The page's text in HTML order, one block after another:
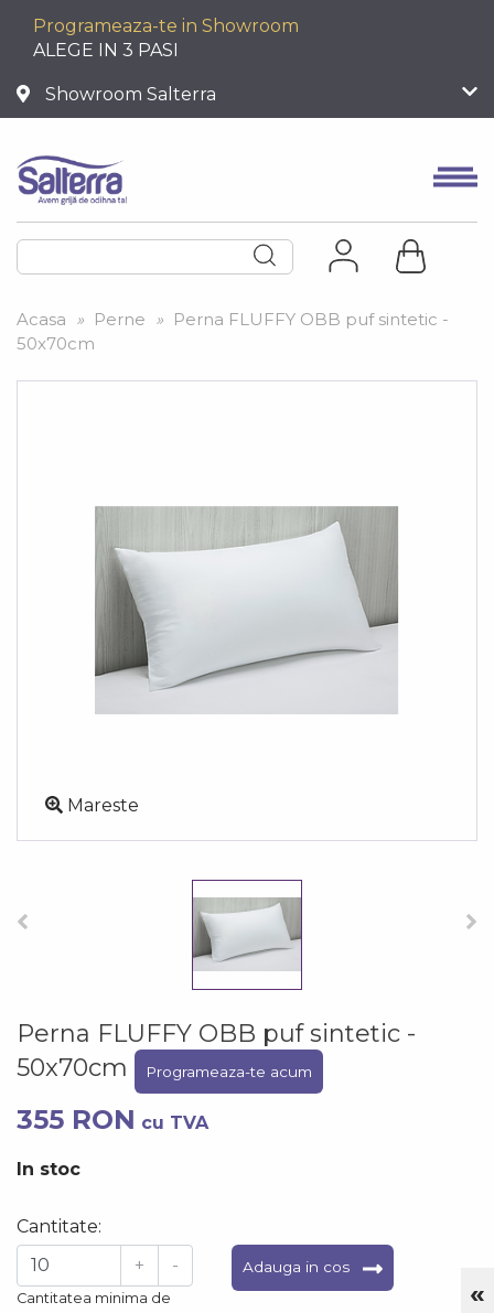
Programeaza-te in Showroom
ALEGE IN 3 PASI
Showroom Salterra
Acasa » Perne » Perna FLUFFY OBB puf sintetic -
50x70cm
Mareste
Perna FLUFFY OBB puf sintetic -
50x70cm
Programeaza-te acum
355 RON cu TVA
In stoc
Cantitate:
+
-
Cantitatea minima de
Adauga in cos
«